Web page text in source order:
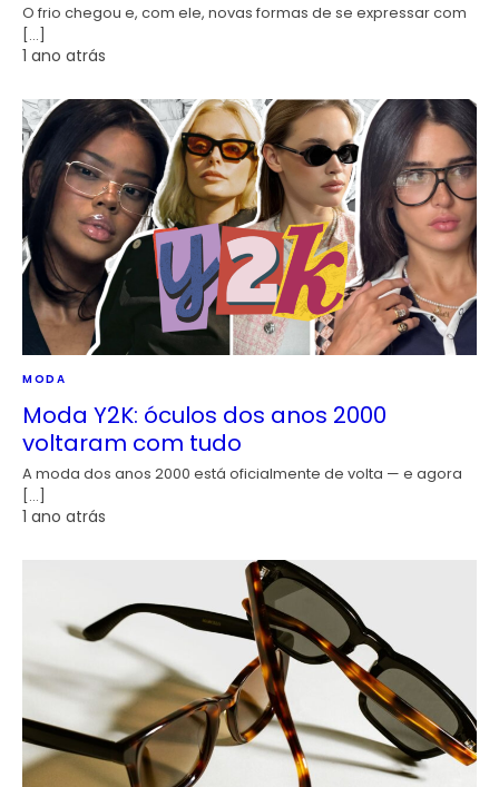
O frio chegou e, com ele, novas formas de se expressar com
[…]
1 ano atrás
MODA
Moda Y2K: óculos dos anos 2000
voltaram com tudo
A moda dos anos 2000 está oficialmente de volta — e agora
[…]
1 ano atrás